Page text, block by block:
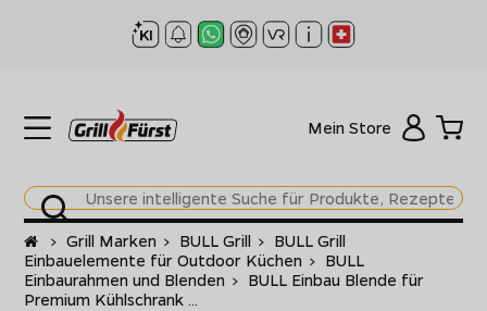
Mein Store
Startseite
> Grill Marken > BULL Grill > BULL Grill
Einbauelemente für Outdoor Küchen > BULL
Einbaurahmen und Blenden > BULL Einbau Blende für
Premium Kühlschrank ...